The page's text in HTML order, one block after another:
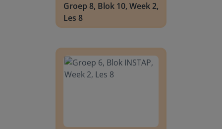
Groep 8, Blok 10, Week 2,
Les 8